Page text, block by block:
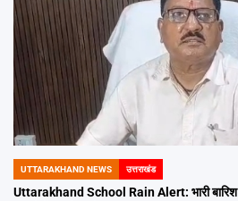
POSTED
IN
UTTARAKHAND NEWS उत्तराखंड
Uttarakhand School Rain Alert: भारी बारिश के